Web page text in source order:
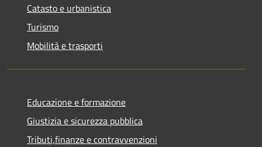
Catasto e urbanistica
Turismo
Mobilità e trasporti
Educazione e formazione
Giustizia e sicurezza pubblica
Tributi,finanze e contravvenzioni